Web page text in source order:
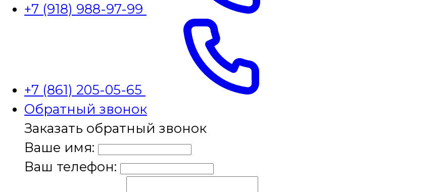
+7 (918) 988-97-99
+7 (861) 205-05-65
Обратный звонок
Заказать обратный звонок
Ваше имя:
Ваш телефон: